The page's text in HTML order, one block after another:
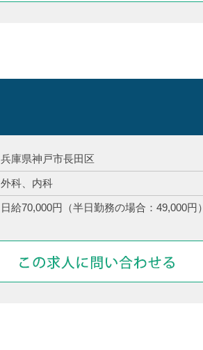
兵庫県神戸市長田区
外科、内科
日給70,000円（半日勤務の場合：49,000円）